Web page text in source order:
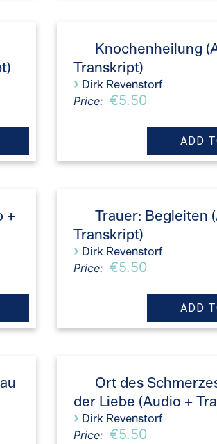
Knochenheilung
Transkript)
› Dirk Revenstorf
Price: €5.50
+
Trauer: Begleiten
Transkript)
› Dirk Revenstorf
Price: €5.50
Ort des
der Liebe (Audio +
› Dirk Revenstorf
Price: €5.50